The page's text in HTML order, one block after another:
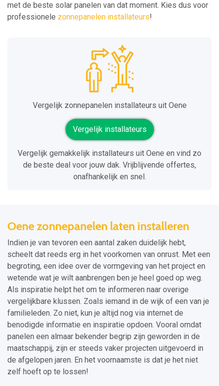
met de beste solar panelen van dat moment. Kies dus voor
professionele zonnepanelen installateurs!
Vergelijk zonnepanelen installateurs uit Oene
Vergelijk installateurs
Vergelijk gemakkelijk installateurs uit Oene en vind zo
de beste deal voor jouw dak. Vrijblijvende offertes,
onafhankelijk en snel.
Oene zonnepanelen laten installeren
Indien je van tevoren een aantal zaken duidelijk hebt,
scheelt dat reeds erg in het voorkomen van onrust. Met een
begroting, een idee over de vormgeving van het project en
wetende wat je wilt aanbrengen ben je heel goed op weg.
Als inspiratie helpt het om te informeren naar overige
vergelijkbare klussen. Zoals iemand in de wijk of een van je
familieleden. Zo niet, kun je altijd nog via internet de
benodigde informatie en inspiratie opdoen. Vooral omdat
panelen een almaar bekender begrip zijn geworden in de
maatschappij, zijn er steeds vaker projecten uitgevoerd in
de afgelopen jaren. En het voornaamste is dat je het niet
zelf hoeft op te lossen!